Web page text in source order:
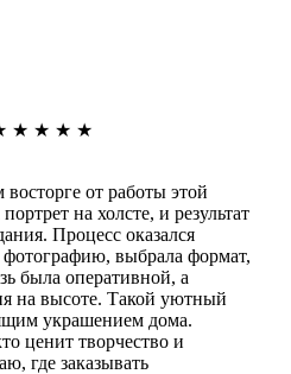
★ ★ ★ ★
от работы этой
на холсте, и результат
Процесс оказался
фотографию, выбрала формат,
была оперативной, а
на высоте. Такой уютный
украшением дома.
ценит творчество и
где заказывать